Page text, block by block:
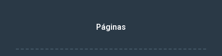
Páginas